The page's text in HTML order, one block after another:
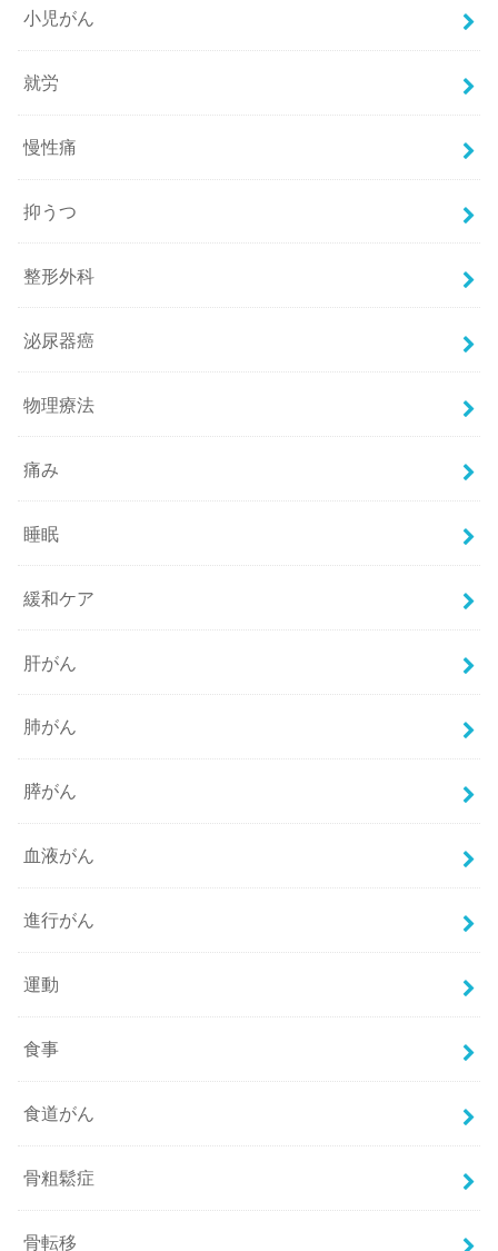
小児がん
就労
慢性痛
抑うつ
整形外科
泌尿器癌
物理療法
痛み
睡眠
緩和ケア
肝がん
肺がん
膵がん
血液がん
進行がん
運動
食事
食道がん
骨粗鬆症
骨転移